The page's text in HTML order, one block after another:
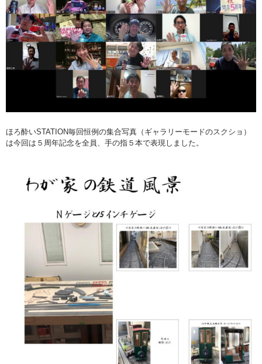
ほろ酔いSTATION毎回恒例の集合写真（ギャラリーモードのスクショ）
は今回は５周年記念を全員、手の指５本で表現しました。